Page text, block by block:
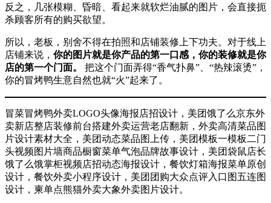
反之，几张模糊、昏暗、看起来就软烂油腻的图片，会直接扼
杀顾客所有的购买欲望。
所以，老板，别舍不得在拍照和店铺装修上下功夫。对于线上
店铺来说，​ 你的图片就是你产品的第一口感，你的装修就是你
店的第一个门面。​
​ 把这个门面弄得“香气扑鼻”、“热辣滚烫”，
你的冒烤鸭生意自然也就“火”起来了。
冒菜冒烤鸭外卖LOGO头像海报店招设计，美团饿了么京东外
卖新店整店装修前台搭建外卖运营老店翻新，外卖高清菜品图
片设计素材大全，美团动态菜品图上传，美团模板一模板二门
头视频图片墙商品橱窗菜单气泡品牌故事设计，美团袋鼠店长
饿了么饿掌柜视频店招动态海报设计，餐饮灯箱海报菜单原创
设计，餐饮外卖小程序设计，美团团购大众点评入口图五连图
设计，柬单点熊猫外卖大象外卖图片设计。